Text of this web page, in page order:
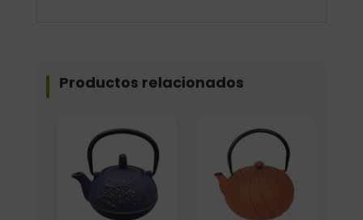
Productos relacionados
Elige: Color/acabado